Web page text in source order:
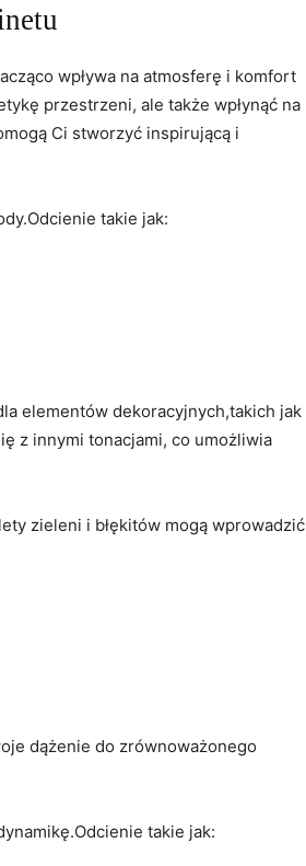
wpływa na atmosferę i komfort
przestrzeni, ale także​ wpłynąć na
Ci stworzyć inspirującą i
takie ⁤jak:
elementów dekoracyjnych,takich jak⁢
z innymi tonacjami, co umożliwia
zieleni ⁣i błękitów mogą wprowadzić
dążenie do zrównoważonego
takie jak: